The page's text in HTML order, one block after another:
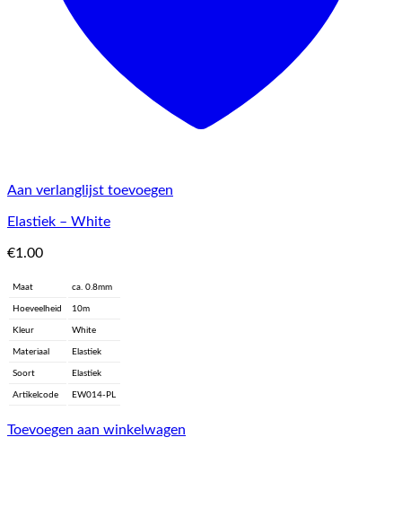
Aan verlanglijst toevoegen
Elastiek – White
€1.00
Maat ca. 0.8mm
Hoeveelheid 10m
Kleur White
Materiaal Elastiek
Soort Elastiek
Artikelcode EW014-PL
Toevoegen aan winkelwagen